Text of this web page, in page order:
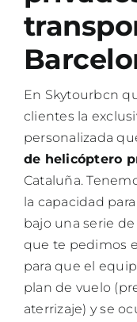
En Skytourbcn
clientes la
personalizada
de helicóptero
Cataluña.
la capacidad
bajo una serie
que te pedimos
para que el
plan de vuelo
aterrizaje) y se